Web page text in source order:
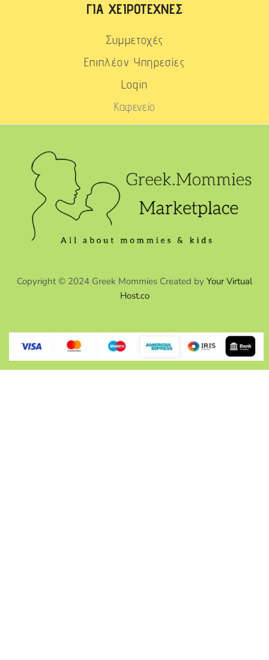
ΓΙΑ ΧΕΙΡΟΤΈΧΝΕΣ
Συμμετοχές
Επιπλέον Υπηρεσίες
Login
Καφενείο
Copyright © 2024 Greek Mommies Created by Your Virtual
Host.co